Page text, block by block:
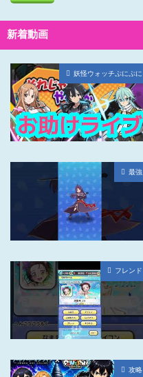
新着動画
妖怪ウォッチぷにぷに
最強
フレンド
攻略